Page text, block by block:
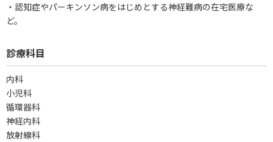
・認知症やパーキンソン病をはじめとする神経難病の在宅医療な
ど。
診療科目
内科
小児科
循環器科
神経内科
放射線科